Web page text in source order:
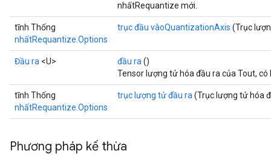
nhấtRequantize mới.
tĩnh Thống
nhấtRequantize.Options
trục đầu vàoQuantizationAxis (Trục
Đầu ra <U> đầu ra ()
Tensor lượng tử hóa đầu ra của Tout,
tĩnh Thống
nhấtRequantize.Options
trục lượng tử đầu ra (Trục lượng tử hóa
Phương pháp kế thừa